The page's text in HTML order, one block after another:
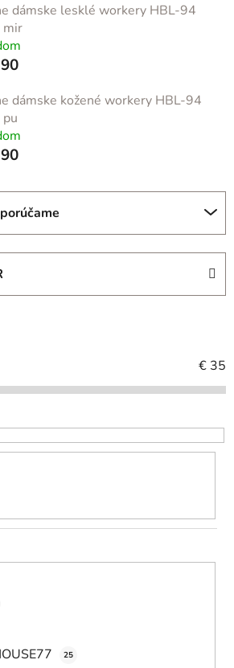
dámske lesklé workery HBL-94
mir
dámske kožené workery HBL-94
pu
€ 35
25